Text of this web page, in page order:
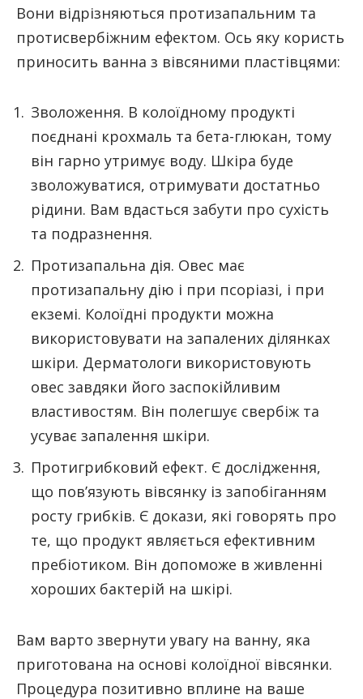
Вони відрізняються протизапальним та
протисвербіжним ефектом. Ось яку користь
приносить ванна з вівсяними пластівцями:
Зволоження. В колоїдному продукті
поєднані крохмаль та бета-глюкан, тому
він гарно утримує воду. Шкіра буде
зволожуватися, отримувати достатньо
рідини. Вам вдасться забути про сухість
та подразнення.
Протизапальна дія. Овес має
протизапальну дію і при псоріазі, і при
екземі. Колоїдні продукти можна
використовувати на запалених ділянках
шкіри. Дерматологи використовують
овес завдяки його заспокійливим
властивостям. Він полегшує свербіж та
усуває запалення шкіри.
Протигрибковий ефект. Є дослідження,
що пов’язують вівсянку із запобіганням
росту грибків. Є докази, які говорять про
те, що продукт являється ефективним
пребіотиком. Він допоможе в живленні
хороших бактерій на шкірі.
Вам варто звернути увагу на ванну, яка
приготована на основі колоїдної вівсянки.
Процедура позитивно вплине на ваше